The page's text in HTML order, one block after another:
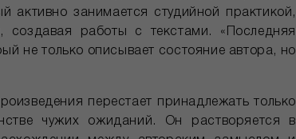
занимается студийной практикой,
создавая работы с текстами. «Последняя
не только описывает состояние автора, но
перестает принадлежать только
чужих ожиданий. Он растворяется в